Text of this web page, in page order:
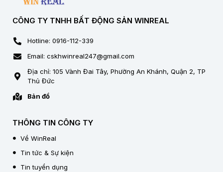
CÔNG TY TNHH BẤT ĐỘNG SẢN WINREAL
Hotline: 0916-112-339
Email: cskhwinreal247@gmail.com
Địa chỉ: 105 Vành Đai Tây, Phường An Khánh, Quận 2, TP
Thủ Đức
Bản đồ
THÔNG TIN CÔNG TY
Về WinReal
Tin tức & Sự kiện
Tin tuyển dụng